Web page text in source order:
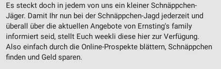
Es steckt doch in jedem von uns ein kleiner Schnäppchen-
Jäger. Damit Ihr nun bei der Schnäppchen-Jagd jederzeit und
überall über die aktuellen Angebote von Ernsting's family
informiert seid, stellt Euch weekli diese hier zur Verfügung.
Also einfach durch die Online-Prospekte blättern, Schnäppchen
finden und Geld sparen.